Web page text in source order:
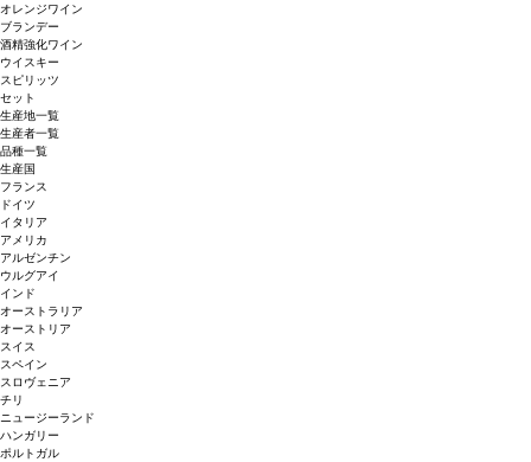
オレンジワイン
ブランデー
酒精強化ワイン
ウイスキー
スピリッツ
セット
生産地一覧
生産者一覧
品種一覧
生産国
フランス
ドイツ
イタリア
アメリカ
アルゼンチン
ウルグアイ
インド
オーストラリア
オーストリア
スイス
スペイン
スロヴェニア
チリ
ニュージーランド
ハンガリー
ポルトガル